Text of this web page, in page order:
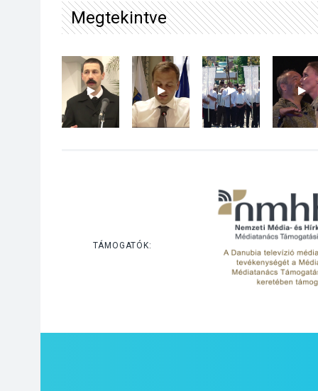
Megtekintve
TÁMOGATÓK: